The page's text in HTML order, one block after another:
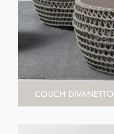
COUCH DIVANETTO